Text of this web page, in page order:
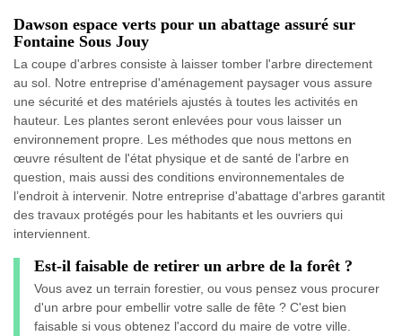
Dawson espace verts pour un abattage assuré sur
Fontaine Sous Jouy
La coupe d'arbres consiste à laisser tomber l'arbre directement
au sol. Notre entreprise d'aménagement paysager vous assure
une sécurité et des matériels ajustés à toutes les activités en
hauteur. Les plantes seront enlevées pour vous laisser un
environnement propre. Les méthodes que nous mettons en
œuvre résultent de l'état physique et de santé de l'arbre en
question, mais aussi des conditions environnementales de
l’endroit à intervenir. Notre entreprise d'abattage d'arbres garantit
des travaux protégés pour les habitants et les ouvriers qui
interviennent.
Est-il faisable de retirer un arbre de la forêt ?
Vous avez un terrain forestier, ou vous pensez vous procurer
d'un arbre pour embellir votre salle de fête ? C'est bien
faisable si vous obtenez l'accord du maire de votre ville.